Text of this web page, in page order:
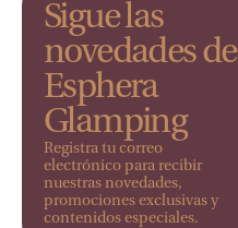
Sigue las
novedades de
Esphera
Glamping
Registra tu correo
electrónico para recibir
nuestras novedades,
promociones exclusivas y
contenidos especiales.